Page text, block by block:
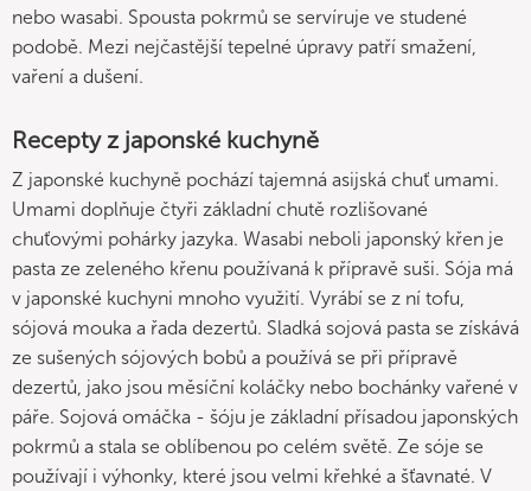
nebo wasabi. Spousta pokrmů se servíruje ve studené
podobě. Mezi nejčastější tepelné úpravy patří smažení,
vaření a dušení.
Recepty z japonské kuchyně
Z japonské kuchyně pochází tajemná asijská chuť umami.
Umami doplňuje čtyři základní chutě rozlišované
chuťovými pohárky jazyka. Wasabi neboli japonský křen je
pasta ze zeleného křenu používaná k přípravě suši. Sója má
v japonské kuchyni mnoho využití. Vyrábí se z ní tofu,
sójová mouka a řada dezertů. Sladká sojová pasta se získává
ze sušených sójových bobů a používá se při přípravě
dezertů, jako jsou měsíční koláčky nebo bochánky vařené v
páře. Sojová omáčka - šóju je základní přísadou japonských
pokrmů a stala se oblíbenou po celém světě. Ze sóje se
používají i výhonky, které jsou velmi křehké a šťavnaté. V